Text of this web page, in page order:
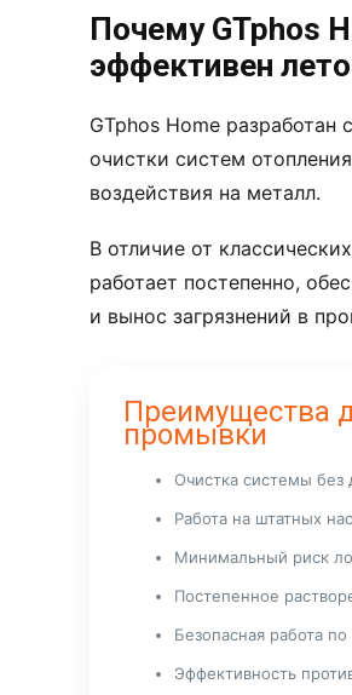
Почему GTphos
эффективен
GTphos Home разработан
очистки систем
воздействия на металл.
В отличие от
работает постепенно,
и вынос загрязнений в
Преимущества
промывки
Очистка системы без
Работа на штатных
Минимальный риск
Постепенное
Безопасная работа
Эффективность